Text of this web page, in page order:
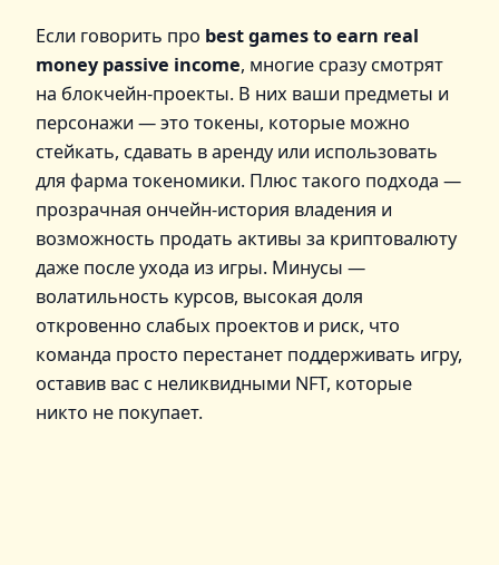
Если говорить про best games to earn real
money passive income, многие сразу смотрят
на блокчейн-проекты. В них ваши предметы и
персонажи — это токены, которые можно
стейкать, сдавать в аренду или использовать
для фарма токеномики. Плюс такого подхода —
прозрачная ончейн-история владения и
возможность продать активы за криптовалюту
даже после ухода из игры. Минусы —
волатильность курсов, высокая доля
откровенно слабых проектов и риск, что
команда просто перестанет поддерживать игру,
оставив вас с неликвидными NFT, которые
никто не покупает.